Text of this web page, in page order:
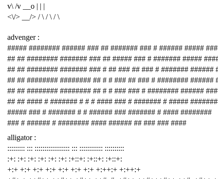
v\ /v __o | | |
<\/> __/> / \ / \ / \
advenger :
##### ######## ###### ### ## ####### ### # ###### #####
## ## ######## ####### ### ## ##### ### # ####### #####
## ## ######## ####### ### # ## ### ## ### # ####### ######
## ## ######## ######## ## # # ### ## ### # ######## ######
## ## ######## ######## ## # # ### ### # ######## ######
## ## #### # ####### # # # #### ### # ####### # #####
##### ### # ####### # # ###### ### ####### # #### ########
### # ###### # ######## #### ###### ## ### ### ####
alligator :
::::::::: ::: :::::::::::::::::: ::: :::::::::::: ::::::::::
:+: :+: :+: :+: :+: :+: :+::+: :+::+: :+::+:
+:+ +:+ +:+ +:+ +:+ +:+ +:+ +:++:+ +:++:+